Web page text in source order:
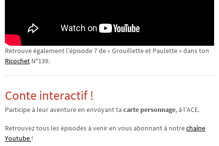
Retrouve également l’épisode 7 de « Grouillette et Paulette » dans ton
Ricochet N°139.
Conte interactif !
Participe à leur aventure en envoyant tacarte personnage, à l’ACE.
Retrouvez tous les épisodes à venir en vous abonnant à notrechaîne
Youtube !